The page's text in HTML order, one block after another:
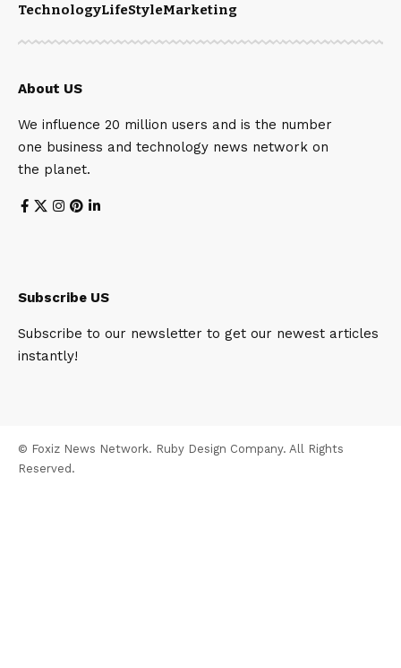
TechnologyLifeStyleMarketing
About US
We influence 20 million users and is the number
one business and technology news network on
the planet.
Subscribe US
Subscribe to our newsletter to get our newest articles
instantly!
© Foxiz News Network. Ruby Design Company. All Rights
Reserved.